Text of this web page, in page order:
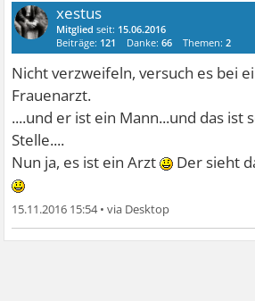
xestus
Mitglied seit: 15.06.2016
Beiträge: 121 Danke:66 Themen:2
Nicht verzweifeln, versuch es bei
Frauenarzt.
....und er ist ein Mann...und das ist
Stelle....
Nun ja, es ist ein Arzt
Der sieht
15.11.2016 15:54•